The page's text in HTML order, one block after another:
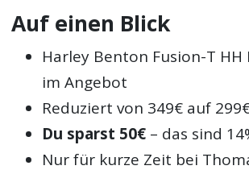
Auf einen Blick
Harley Benton Fusion-T HH
im Angebot
Reduziert von 349€ auf
Du sparst 50€ – das sind
Nur für kurze Zeit bei